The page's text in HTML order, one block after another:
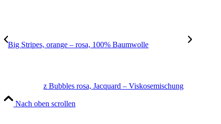
Big Stripes, orange – rosa, 100% Baumwolle
z Bubbles rosa, Jacquard – Viskosemischung
Nach oben scrollen